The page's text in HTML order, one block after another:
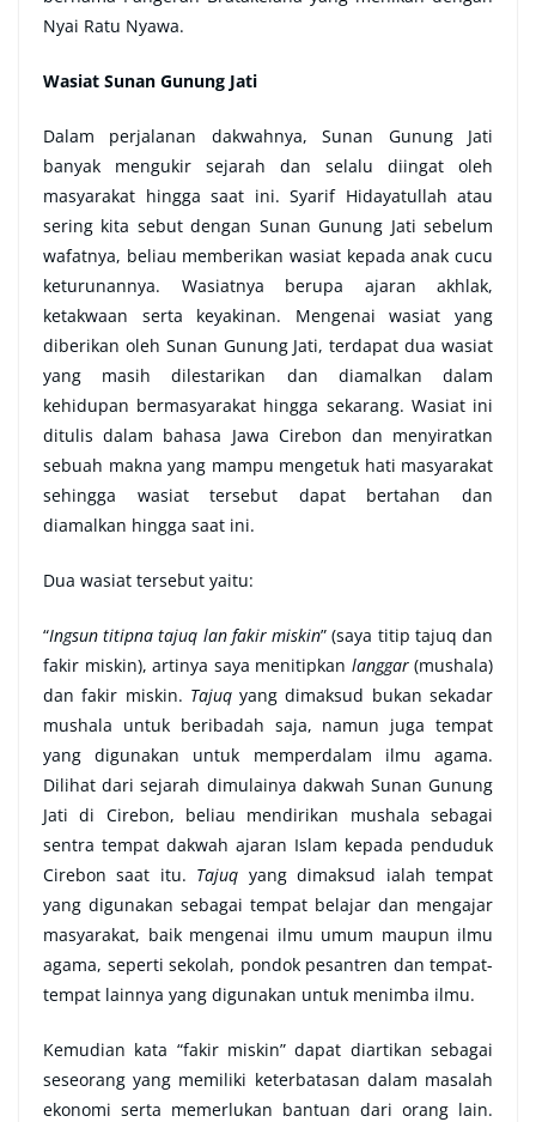
Nyai Ratu Nyawa.
Wasiat Sunan Gunung Jati
Dalam perjalanan dakwahnya, Sunan Gunung Jati
banyak mengukir sejarah dan selalu diingat oleh
masyarakat hingga saat ini. Syarif Hidayatullah atau
sering kita sebut dengan Sunan Gunung Jati sebelum
wafatnya, beliau memberikan wasiat kepada anak cucu
keturunannya. Wasiatnya berupa ajaran akhlak,
ketakwaan serta keyakinan. Mengenai wasiat yang
diberikan oleh Sunan Gunung Jati, terdapat dua wasiat
yang masih dilestarikan dan diamalkan dalam
kehidupan bermasyarakat hingga sekarang. Wasiat ini
ditulis dalam bahasa Jawa Cirebon dan menyiratkan
sebuah makna yang mampu mengetuk hati masyarakat
sehingga wasiat tersebut dapat bertahan dan
diamalkan hingga saat ini.
Dua wasiat tersebut yaitu:
“Ingsun titipna tajuq lan fakir miskin” (saya titip tajuq dan
fakir miskin), artinya saya menitipkan langgar (mushala)
dan fakir miskin. Tajuqyang dimaksud bukan sekadar
mushala untuk beribadah saja, namun juga tempat
yang digunakan untuk memperdalam ilmu agama.
Dilihat dari sejarah dimulainya dakwah Sunan Gunung
Jati di Cirebon, beliau mendirikan mushala sebagai
sentra tempat dakwah ajaran Islam kepada penduduk
Cirebon saat itu. Tajuq yang dimaksud ialah tempat
yang digunakan sebagai tempat belajar dan mengajar
masyarakat, baik mengenai ilmu umum maupun ilmu
agama, seperti sekolah, pondok pesantren dan tempat-
tempat lainnya yang digunakan untuk menimba ilmu.
Kemudian kata “fakir miskin” dapat diartikan sebagai
seseorang yang memiliki keterbatasan dalam masalah
ekonomi serta memerlukan bantuan dari orang lain.